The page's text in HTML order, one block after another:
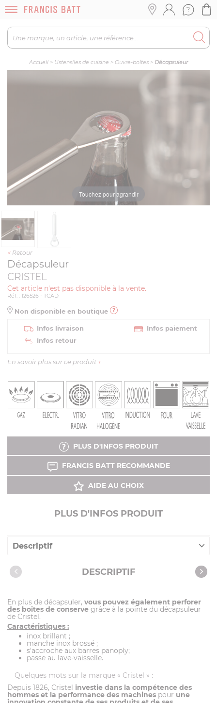
Accueil > Ustensiles de cuisine > Ouvre-boîtes > Décapsuleur
Touchez pour agrandir
< Retour
Décapsuleur
CRISTEL
Cet article n'est pas disponible à la vente.
Réf. : 126526 - TCAD
Non disponible en boutique
Infos livraison
Infos paiement
Infos retour
En savoir plus sur ce produit +
PLUS D'INFOS PRODUIT
FRANCIS BATT RECOMMANDE
AIDE AU CHOIX
PLUS D'INFOS PRODUIT
Descriptif
Caractéristiques DESCRIPTIF
En plus de décapsuler, vous pouvez également perforer
des boîtes de conserve grâce à la pointe du décapsuleur
de Cristel.
Caractéristiques :
inox brillant ;
manche inox brossé ;
s'accroche aux barres panoply;
passe au lave-vaisselle.
Quelques mots sur la marque « Cristel » :
Depuis 1826, Cristel investie dans la compétence des
hommes et la performance des machines pour une